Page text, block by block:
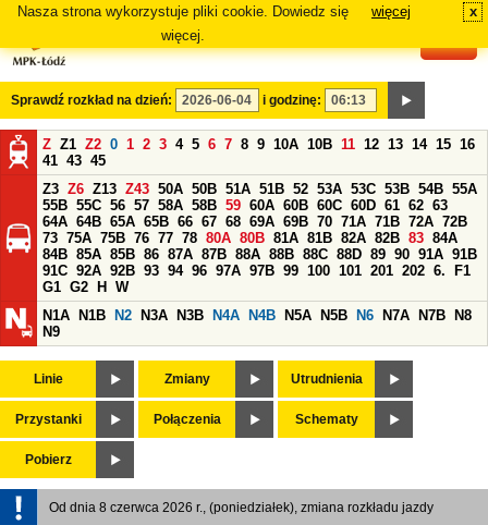
Nasza strona wykorzystuje pliki cookie. Dowiedz się
więcej.
więcej x
Sprawdź rozkład na dzień: i godzinę:
Z Z1 Z2 0 1 2 3 4 5 6 7 8 9 10A 10B 11 12 13 14 15 16
41 43 45
Z3 Z6 Z13 Z43 50A 50B 51A 51B 52 53A 53C 53B 54B 55A
55B 55C 56 57 58A 58B 59 60A 60B 60C 60D 61 62 63
64A 64B 65A 65B 66 67 68 69A 69B 70 71A 71B 72A 72B
73 75A 75B 76 77 78 80A 80B 81A 81B 82A 82B 83 84A
84B 85A 85B 86 87A 87B 88A 88B 88C 88D 89 90 91A 91B
91C 92A 92B 93 94 96 97A 97B 99 100 101 201 202 6.
F1
G1 G2 H
W
N1A
N1B N2 N3A N3B N4A N4B N5A N5B N6 N7A N7B
N8
N9
Linie Zmiany Utrudnienia
Przystanki Połączenia Schematy
Pobierz
Od dnia 8 czerwca 2026 r., (poniedziałek), zmiana rozkładu jazdy